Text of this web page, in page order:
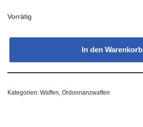
Vorrätig
In den Warenkorb
Kategorien: Waffen, Ordonnanzwaffen